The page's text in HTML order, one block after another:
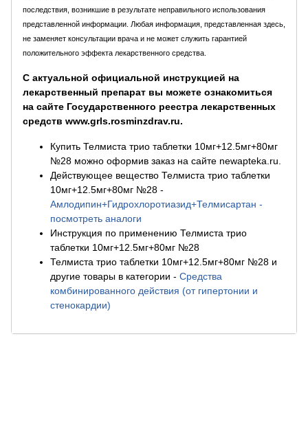
последствия, возникшие в результате неправильного использования
представленной информации. Любая информация, представленная здесь,
не заменяет консультации врача и не может служить гарантией
положительного эффекта лекарственного средства.
С актуальной официальной инструкцией на
лекарственный препарат вы можете ознакомиться
на сайте Государственного реестра лекарственных
средств www.grls.rosminzdrav.ru.
Купить Телмиста трио таблетки 10мг+12.5мг+80мг
№28 можно оформив заказ на сайте newapteka.ru.
Действующее вещество Телмиста трио таблетки
10мг+12.5мг+80мг №28 -
Амлодипин+Гидрохлоротиазид+Телмисартан -
посмотреть аналоги
Инструкция по применению Телмиста трио
таблетки 10мг+12.5мг+80мг №28
Телмиста трио таблетки 10мг+12.5мг+80мг №28 и
другие товары в категории - Средства
комбинированного действия (от гипертонии и
стенокардии)